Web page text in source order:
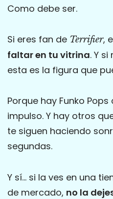
Como debe ser.
Si eres fan de Terrifier,
faltar en tu vitrina. Y
esta es la figura que
Porque hay Funko
impulso. Y hay otros
te siguen haciendo
segundas.
Y sí… si la ves en una
de mercado, no la